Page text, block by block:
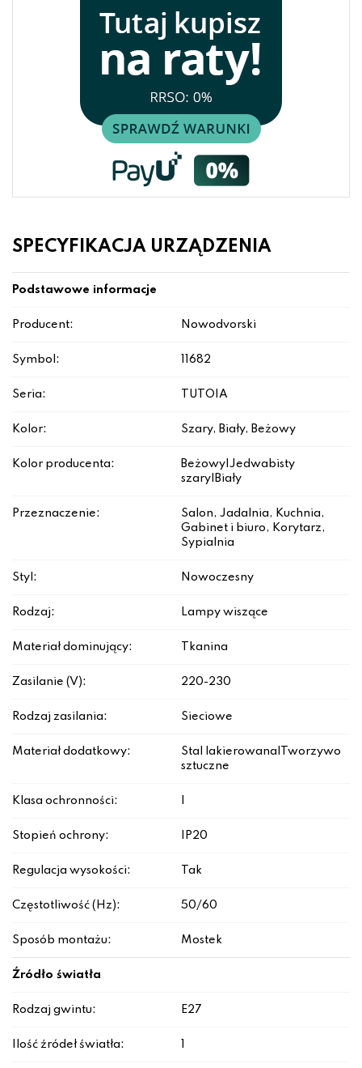
SPECYFIKACJA URZĄDZENIA
Podstawowe informacje
Producent: Nowodvorski
Symbol: 11682
Seria: TUTOIA
Kolor: Szary, Biały, Beżowy
Kolor producenta:
Beżowy|Jedwabisty
szary|Biały
Przeznaczenie:
Salon, Jadalnia, Kuchnia,
Gabinet i biuro, Korytarz,
Sypialnia
Styl: Nowoczesny
Rodzaj: Lampy wiszące
Materiał dominujący: Tkanina
Zasilanie (V): 220-230
Rodzaj zasilania: Sieciowe
Materiał dodatkowy:
Stal lakierowana|Tworzywo
sztuczne
Klasa ochronności:
Stopień ochrony: IP20
Regulacja wysokości: Tak
Częstotliwość (Hz): 50/60
Sposób montażu: Mostek
Źródło światła
Rodzaj gwintu: E27
Ilość źródeł światła: